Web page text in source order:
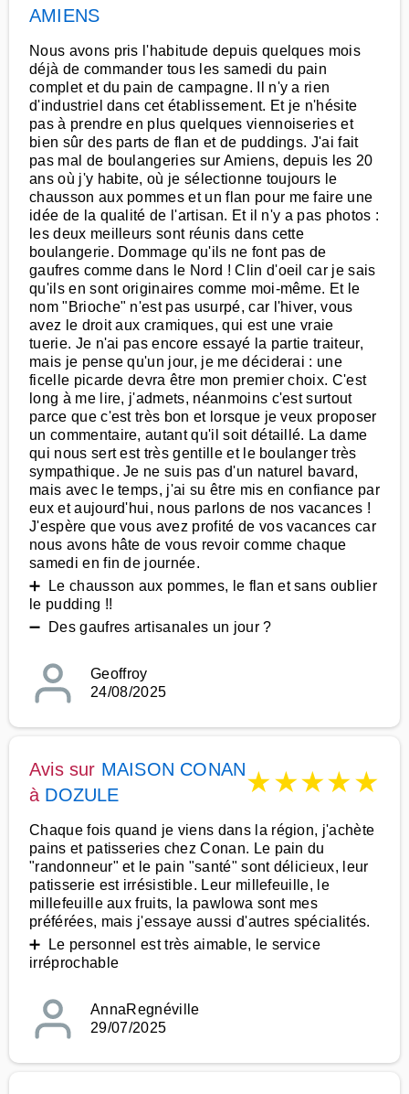
AMIENS
Nous avons pris l'habitude depuis quelques mois
déjà de commander tous les samedi du pain
complet et du pain de campagne. Il n'y a rien
d'industriel dans cet établissement. Et je n'hésite
pas à prendre en plus quelques viennoiseries et
bien sûr des parts de flan et de puddings. J'ai fait
pas mal de boulangeries sur Amiens, depuis les 20
ans où j'y habite, où je sélectionne toujours le
chausson aux pommes et un flan pour me faire une
idée de la qualité de l'artisan. Et il n'y a pas photos :
les deux meilleurs sont réunis dans cette
boulangerie. Dommage qu'ils ne font pas de
gaufres comme dans le Nord ! Clin d'oeil car je sais
qu'ils en sont originaires comme moi-même. Et le
nom "Brioche" n'est pas usurpé, car l'hiver, vous
avez le droit aux cramiques, qui est une vraie
tuerie. Je n'ai pas encore essayé la partie traiteur,
mais je pense qu'un jour, je me déciderai : une
ficelle picarde devra être mon premier choix. C'est
long à me lire, j'admets, néanmoins c'est surtout
parce que c'est très bon et lorsque je veux proposer
un commentaire, autant qu'il soit détaillé. La dame
qui nous sert est très gentille et le boulanger très
sympathique. Je ne suis pas d'un naturel bavard,
mais avec le temps, j'ai su être mis en confiance par
eux et aujourd'hui, nous parlons de nos vacances !
J'espère que vous avez profité de vos vacances car
nous avons hâte de vous revoir comme chaque
samedi en fin de journée.
➕ Le chausson aux pommes, le flan et sans oublier
le pudding !!
➖ Des gaufres artisanales un jour ?
Geoffroy
24/08/2025
Avis sur MAISON CONAN
à DOZULE ★★★★★
Chaque fois quand je viens dans la région, j'achète
pains et patisseries chez Conan. Le pain du
"randonneur" et le pain "santé" sont délicieux, leur
patisserie est irrésistible. Leur millefeuille, le
millefeuille aux fruits, la pawlowa sont mes
préférées, mais j'essaye aussi d'autres spécialités.
➕ Le personnel est très aimable, le service
irréprochable
AnnaRegnéville
29/07/2025